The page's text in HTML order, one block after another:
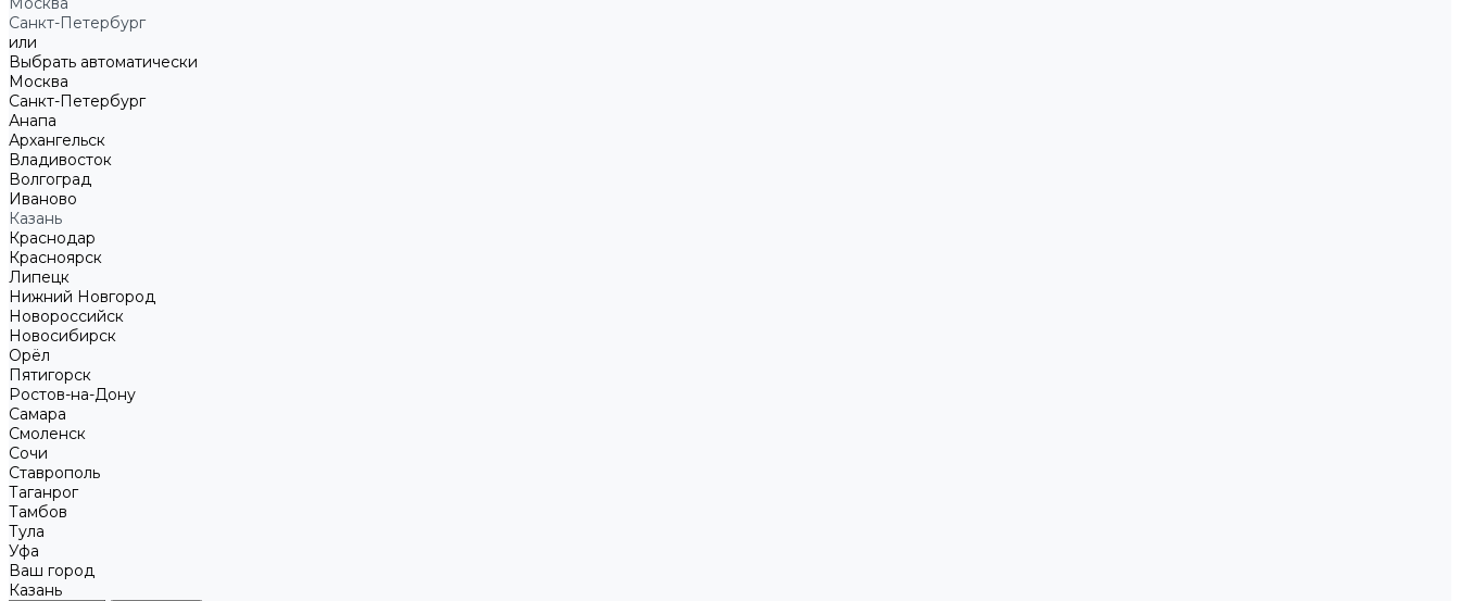
Санкт-Петербург
или
Выбрать автоматически
Москва
Санкт-Петербург
Анапа
Архангельск
Владивосток
Волгоград
Иваново
Казань
Краснодар
Красноярск
Липецк
Нижний Новгород
Новороссийск
Новосибирск
Орёл
Пятигорск
Ростов-на-Дону
Самара
Смоленск
Сочи
Ставрополь
Таганрог
Тамбов
Тула
Уфа
Ваш город
Казань